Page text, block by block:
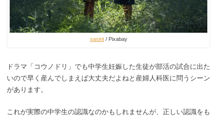
sasint/ Pixabay
ドラマ「コウノドリ」でも中学生妊娠した生徒が部活の試合に出た
いので早く産んでしまえば大丈夫だよねと産婦人科医に問うシーン
があります。
これが実際の中学生の認識なのかもしれませんが、正しい認識をも